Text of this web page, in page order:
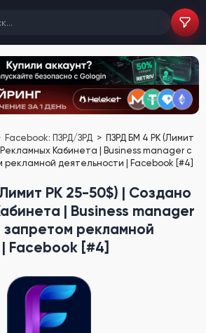
Facebook: ПЗРД/ЗРД
ПЗРД БМ 4 РК (Лимит
Кабинета | Business manager с
деятельности | Facebook [#4]
РК 25-50$) | Создано
| Business manager
рекламной
Facebook [#4]